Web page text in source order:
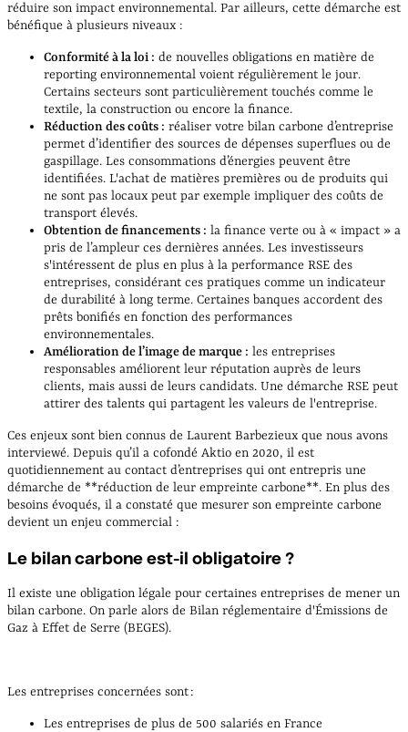
réduire son impact environnemental. Par ailleurs, cette démarche est
bénéfique à plusieurs niveaux :
Conformité à la loi : de nouvelles obligations en matière de
reporting environnemental voient régulièrement le jour.
Certains secteurs sont particulièrement touchés comme le
textile, la construction ou encore la finance.
Réduction des coûts : réaliser votre bilan carbone d’entreprise
permet d’identifier des sources de dépenses superflues ou de
gaspillage. Les consommations d’énergies peuvent être
identifiées. L'achat de matières premières ou de produits qui
ne sont pas locaux peut par exemple impliquer des coûts de
transport élevés.
Obtention de financements : la finance verte ou à « impact » a
pris de l’ampleur ces dernières années. Les investisseurs
s'intéressent de plus en plus à la performance RSE des
entreprises, considérant ces pratiques comme un indicateur
de durabilité à long terme. Certaines banques accordent des
prêts bonifiés en fonction des performances
environnementales.
Amélioration de l’image de marque : les entreprises
responsables améliorent leur réputation auprès de leurs
clients, mais aussi de leurs candidats. Une démarche RSE peut
attirer des talents qui partagent les valeurs de l'entreprise.
Ces enjeux sont bien connus de Laurent Barbezieux que nous avons
interviewé. Depuis qu’il a cofondé Aktio en 2020, il est
quotidiennement au contact d’entreprises qui ont entrepris une
démarche de **réduction de leur empreinte carbone**. En plus des
besoins évoqués, il a constaté que mesurer son empreinte carbone
devient un enjeu commercial :
Le bilan carbone est-il obligatoire ?
Il existe une obligation légale pour certaines entreprises de mener un
bilan carbone. On parle alors de Bilan réglementaire d'Émissions de
Gaz à Effet de Serre (BEGES).
Les entreprises concernées sont :
Les entreprises de plus de 500 salariés en France